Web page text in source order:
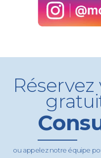
ou appelez notre équipe